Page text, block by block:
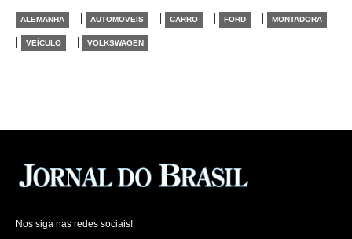
ALEMANHA | AUTOMOVEIS | CARRO | FORD | MONTADORA
| VEÍCULO | VOLKSWAGEN
Nos siga nas redes sociais!